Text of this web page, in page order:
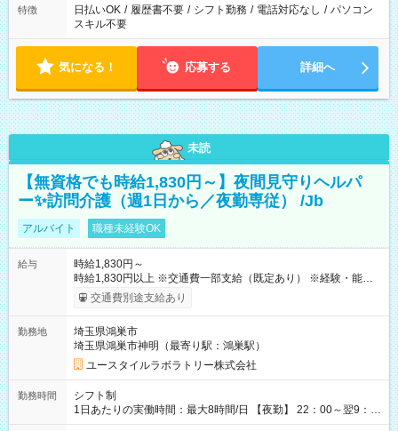
特徴 日払いOK / 履歴書不要 / シフト勤務 / 電話対応なし / パソコン
スキル不要
気になる！ 応募する 詳細へ
未読
【無資格でも時給1,830円～】夜間見守りヘルパ
ー✨訪問介護（週1日から／夜勤専従） /Jb
アルバイト 職種未経験OK
給与
時給1,830円～
時給1,830円以上 ※交通費一部支給（既定あり） ※経験・能力を
考慮して決定します 【収入例】 週1回勤務の場合：1,830円×8時
間×4回=5万8,560円 週3回勤務の場合：1,830円×8時間×12回
月 ※ 雇用形態と給与に、本採用時と異なる部分があります。 雇
用形態：本採用時と同じです。 給与：時給 1,580円以上
交通費別途支給あり
勤務地
埼玉県鴻巣市
埼玉県鴻巣市神明（最寄り駅：鴻巣駅）
ユースタイルラボラトリー株式会社
勤務時間
シフト制
1日あたりの実働時間：最大8時間/日 【夜勤】 22：00～翌9：
00 ※週1日～OK ／ 夜勤専従 ＊＊ 勤務時間例 ＊＊ ■22時か